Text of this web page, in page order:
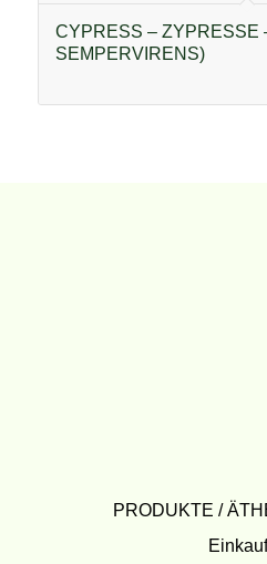
CYPRESS – ZYPRESSE
SEMPERVIRENS)
PRODUKTE /